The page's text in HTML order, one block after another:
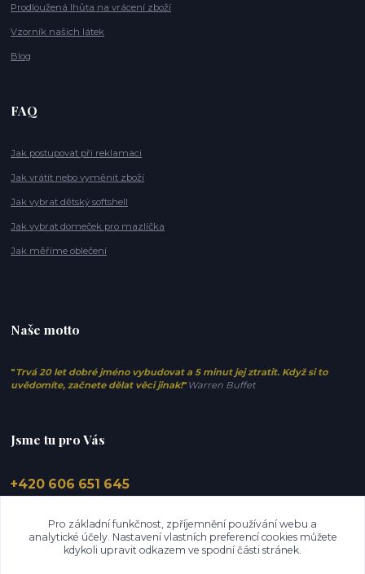
Prodloužená lhůta na vrácení zboží
Vzorník našich látek
Blog
FAQ
Jak postupovat při reklamaci
Jak vrátit nebo vyměnit zboží
Jak vybrat dětský softshell
Jak vybrat domeček pro mazlíčka
Jak měříme oblečení
Naše motto
" Trvá 20 let dobré jméno vybudovat a 5 minut jej ztratit. Když si to
uvědomíte, začnete dělat věci jinak!" Warren Buffet
Jsme tu pro Vás
+420 606 651 645
info@elfino.cz
Pro základní funkčnost, zpříjemnění používání webu a
analytické účely. Nastavení vlastních preferencí cookies můžete
kdykoli upravit odkazem ve spodní části stránek.